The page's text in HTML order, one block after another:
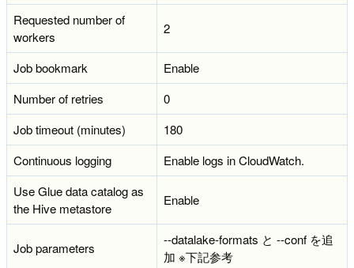
Requested number of
workers
2
Job bookmark
Enable
Number of retries
0
Job timeout (minutes)
180
Continuous logging
Enable logs in CloudWatch.
Use Glue data catalog as
the Hive metastore
Enable
Job parameters
--datalake-formats と --conf を追
加 ※下記参考